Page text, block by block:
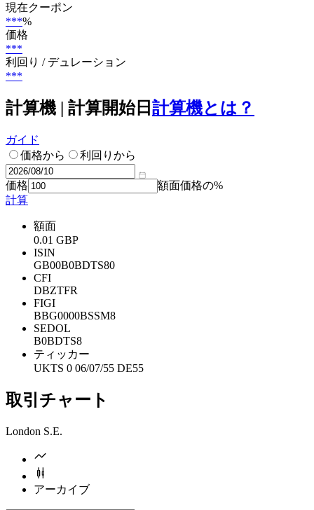
現在クーポン
***%
価格
***
利回り / デュレーション
***
計算機 | 計算開始日 計算機とは？
ガイド
価格から
利回りから
価格
額面価格の%
計算
額面
0.01 GBP
ISIN
GB00B0BDTS80
CFI
DBZTFR
FIGI
BBG0000BSSM8
SEDOL
B0BDTS8
ティッカー
UKTS 0 06/07/55 DE55
取引チャート
London S.E.
アーカイブ